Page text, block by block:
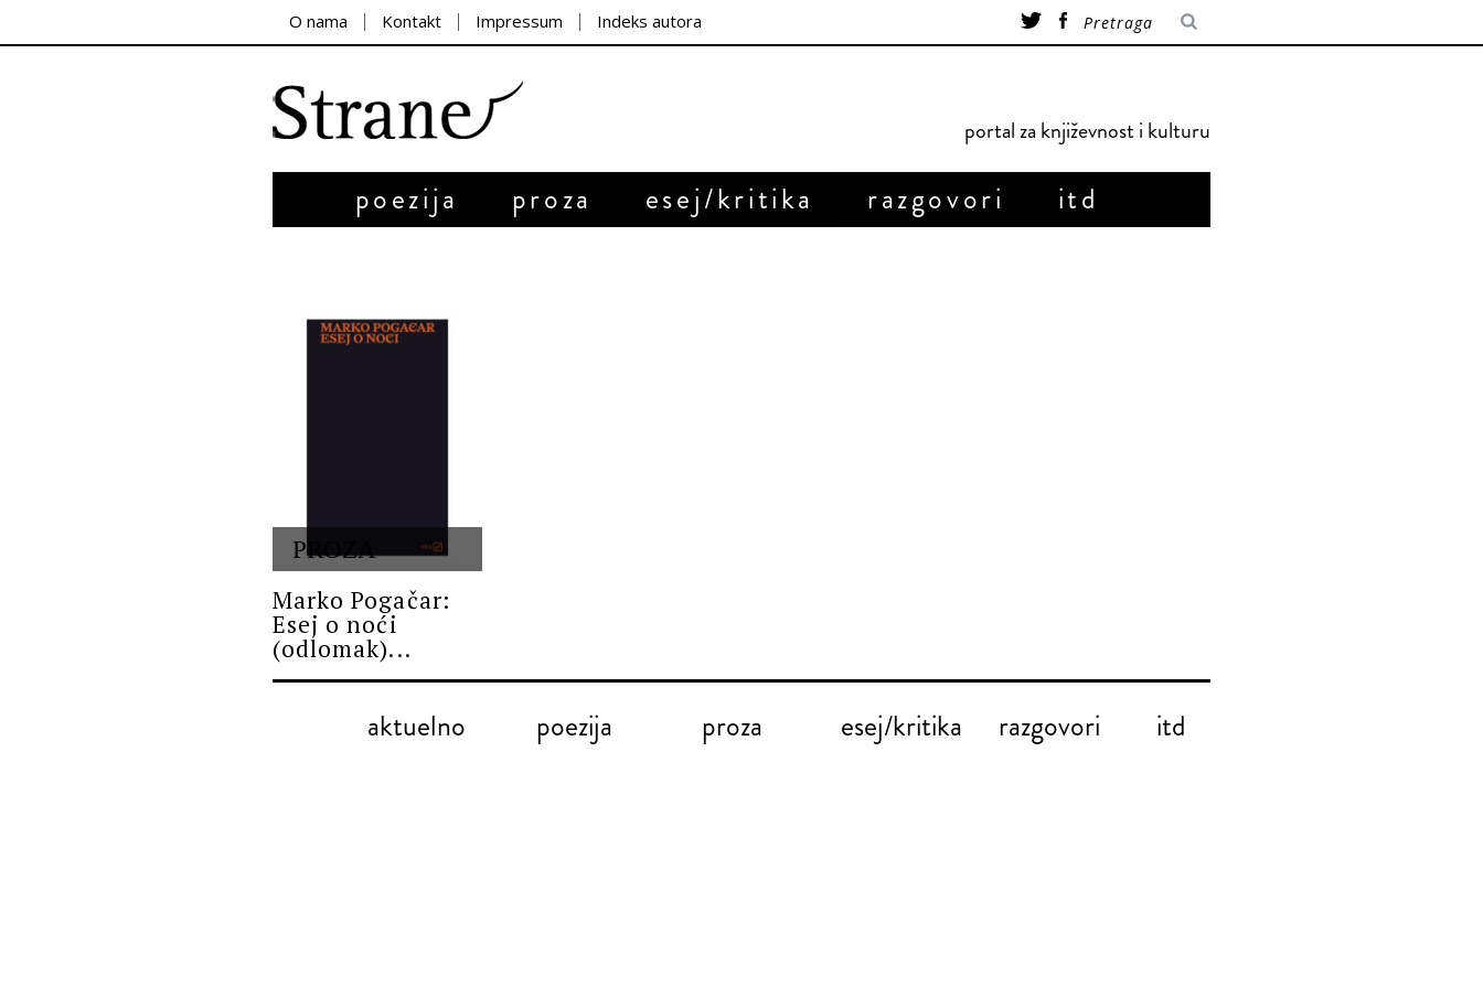
O nama Kontakt Impressum Indeks autora
portal za književnost i kulturu
poezija proza esej/kritika razgovori itd
PROZA
Marko Pogačar:
Esej o noći
(odlomak)...
aktuelno poezija proza esej/kritika razgovori itd